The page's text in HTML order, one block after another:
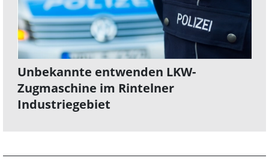
Unbekannte entwenden LKW-
Zugmaschine im Rintelner
Industriegebiet